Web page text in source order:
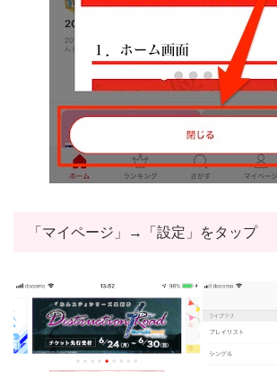
「マイページ」→「設定」をタップ